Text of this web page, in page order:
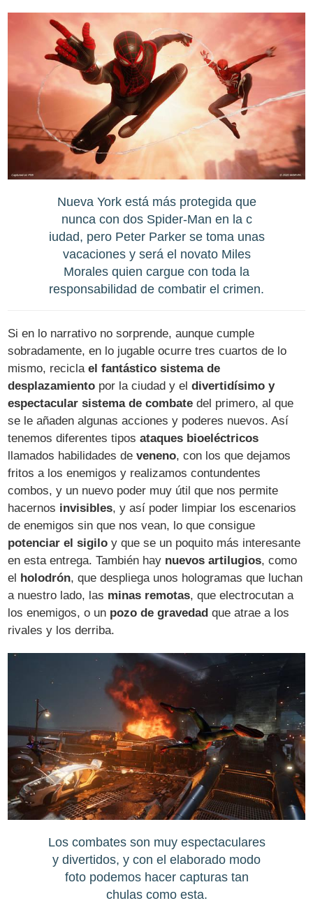
Nueva York está más protegida que
nunca con dos Spider-Man en la c
iudad, pero Peter Parker se toma unas
vacaciones y será el novato Miles
Morales quien cargue con toda la
responsabilidad de combatir el crimen.
Si en lo narrativo no sorprende, aunque cumple
sobradamente, en lo jugable ocurre tres cuartos de lo
mismo, reciclael fantástico sistema de
desplazamiento por la ciudad y eldivertidísimo y
espectacular sistema de combate del primero, al que
se le añaden algunas acciones y poderes nuevos. Así
tenemos diferentes tiposataques bioeléctricos
llamados habilidades deveneno, con los que dejamos
fritos a los enemigos y realizamos contundentes
combos, y un nuevo poder muy útil que nos permite
hacernos invisibles, y así poder limpiar los escenarios
de enemigos sin que nos vean, lo que consigue
potenciar el sigilo y que se un poquito más interesante
en esta entrega. También hay nuevos artilugios, como
el
holodrón, que despliega unos hologramas que luchan
a nuestro lado, las minas remotas, que electrocutan a
los enemigos, o un pozo de gravedad que atrae a los
rivales y los derriba.
Los combates son muy espectaculares
y divertidos, y con el elaborado modo
foto podemos hacer capturas tan
chulas como esta.